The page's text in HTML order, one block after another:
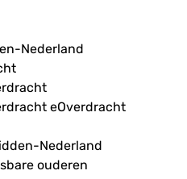
Nederland
eOverdracht
Nederland
ouderen